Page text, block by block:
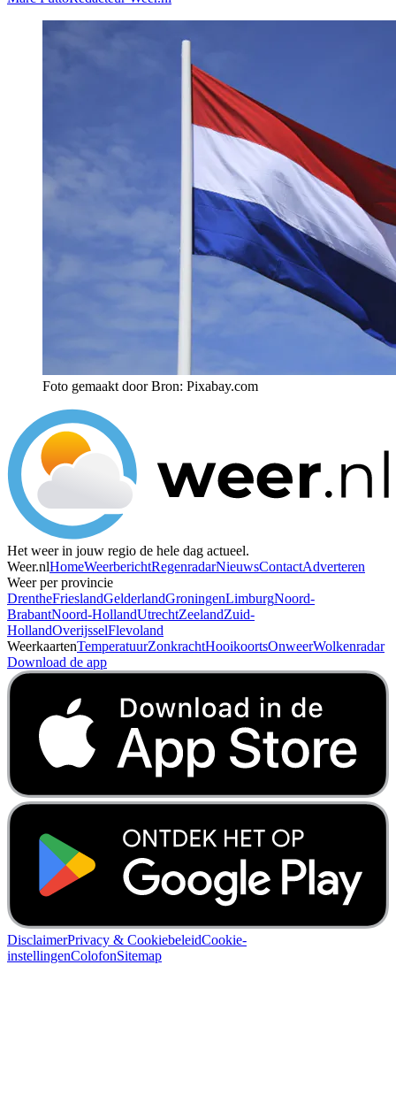
Foto gemaakt door Bron: Pixabay.com
Het weer in jouw regio de hele dag actueel.
Weer.nlHomeWeerberichtRegenradarNieuwsContactAdverteren
Weer per provincie
DrentheFrieslandGelderlandGroningenLimburgNoord-
BrabantNoord-HollandUtrechtZeelandZuid-
HollandOverijsselFlevoland
WeerkaartenTemperatuurZonkrachtHooikoortsOnweerWolkenradar
Download de app
DisclaimerPrivacy & CookiebeleidCookie-
instellingenColofonSitemap